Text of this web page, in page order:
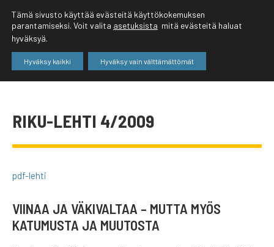
RIKU-LEHTI 4/2009
pdf-lehti
VIINAA JA VÄKIVALTAA – MUTTA MYÖS
KATUMUSTA JA MUUTOSTA
Tämä sivusto käyttää evästeitä käyttökokemuksen
parantamiseksi. Voit valita asetuksista mitä evästeitä haluat
hyväksyä.
Hyväksy kaikki Hyväksy vain välttämättömät